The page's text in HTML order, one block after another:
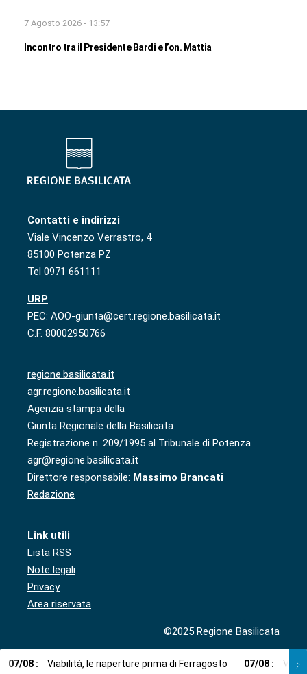
7 Agosto 2026 - 13:57
Incontro tra il Presidente Bardi e l’on. Mattia
Contatti e indirizzi
Viale Vincenzo Verrastro, 4
85100 Potenza PZ
Tel 0971 661111
URP
PEC: AOO-giunta@cert.regione.basilicata.it
C.F. 80002950766
regione.basilicata.it
agr.regione.basilicata.it
Agenzia stampa della
Giunta Regionale della Basilicata
Registrazione n. 209/1995 al Tribunale di Potenza
agr@regione.basilicata.it
Direttore responsabile: Massimo Brancati
Redazione
Link utili
Lista RSS
Note legali
Privacy
Area riservata
©2025 Regione Basilicata
07/08 : Viabilità, le riaperture prima di Ferragosto 07/08 : Via